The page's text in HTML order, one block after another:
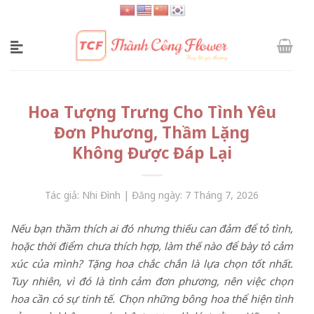
content
Hoa Tượng Trưng Cho Tình Yêu
Đơn Phương, Thầm Lặng
Không Được Đáp Lại
Tác giả: Nhi Đình | Đăng ngày: 7 Tháng 7, 2026
Nếu bạn thầm thích ai đó nhưng thiếu can đảm để tỏ tình,
hoặc thời điểm chưa thích hợp, làm thế nào để bày tỏ cảm
xúc của mình? Tặng hoa chắc chắn là lựa chọn tốt nhất.
Tuy nhiên, vì đó là tình cảm đơn phương, nên việc chọn
hoa cần có sự tinh tế. Chọn những bông hoa thể hiện tình